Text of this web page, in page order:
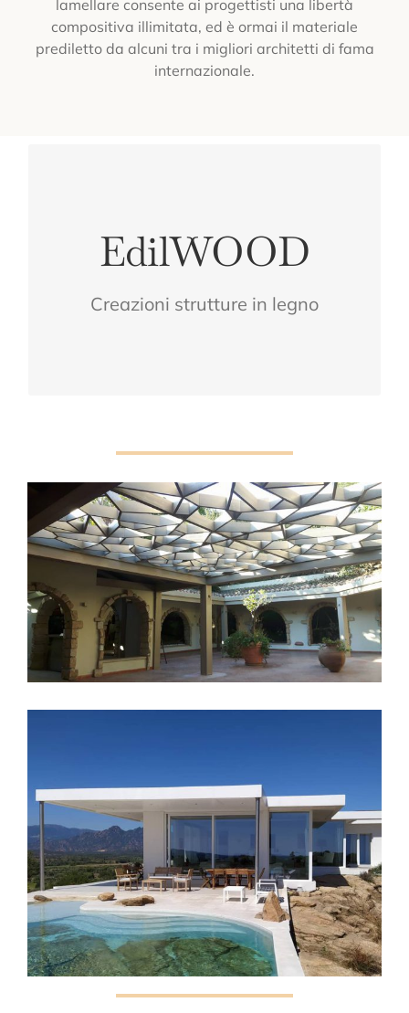
lamellare consente ai progettisti una libertà
compositiva illimitata, ed è ormai il materiale
prediletto da alcuni tra i migliori architetti di fama
internazionale.
EdilWOOD
Creazioni strutture in legno
LEGNO PER IL
VOSTRO